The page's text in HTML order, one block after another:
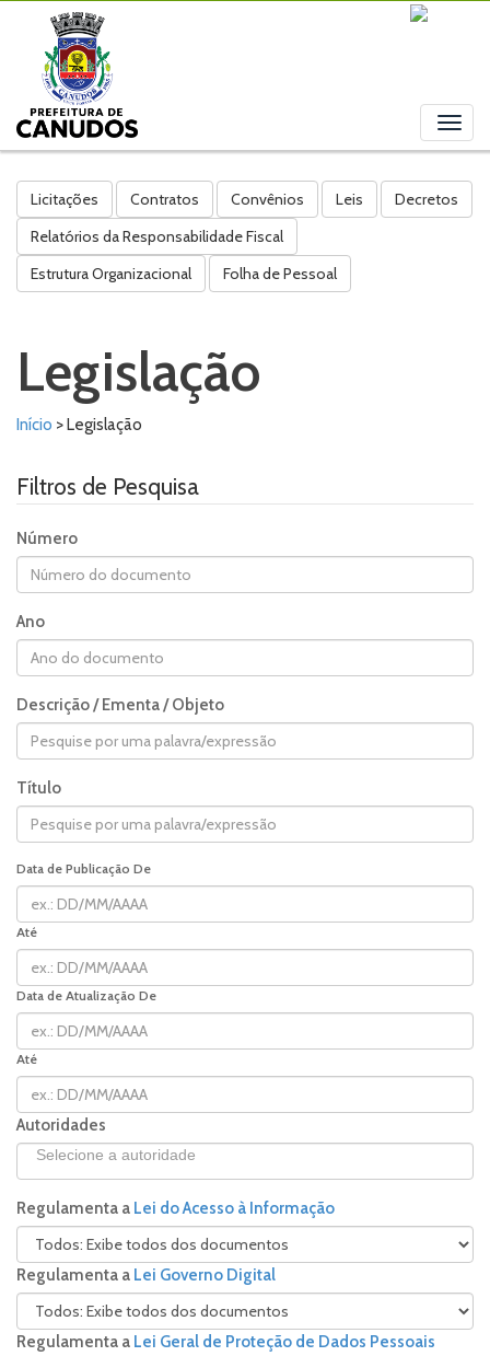
Licitações Contratos Convênios Leis
Decretos
Relatórios da Responsabilidade Fiscal
Estrutura Organizacional
Folha de Pessoal
Legislação
Início > Legislação
Filtros de Pesquisa
Número
Ano
Descrição / Ementa / Objeto
Título
Data de Publicação De
Até
Data de Atualização De
Até
Autoridades
Regulamenta a Lei do Acesso à Informação
Regulamenta a Lei Governo Digital
Regulamenta a Lei Geral de Proteção de Dados Pessoais